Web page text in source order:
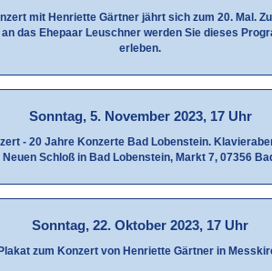
mit Henriette Gärtner jährt sich zum 20. Mal.
das Ehepaar Leuschner werden Sie dieses
erleben.
Sonntag, 5. November 2023, 17 Uhr
- 20 Jahre Konzerte Bad Lobenstein.
Schloß in Bad Lobenstein, Markt 7, 07356
Sonntag, 22. Oktober 2023, 17 Uhr
Plakat zum Konzert von Henriette Gärtner in